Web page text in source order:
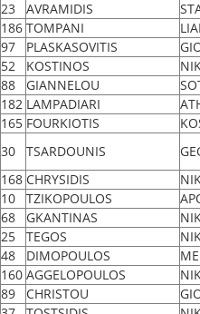
23 AVRAMIDIS
186 TOMPANI
97 PLASKASOVITIS
52 KOSTINOS
88 GIANNELOU
182 LAMPADIARI
165 FOURKIOTIS
30 TSARDOUNIS
168 CHRYSIDIS
10 TZIKOPOULOS
68 GKANTINAS
25 TEGOS
48 DIMOPOULOS
160 AGGELOPOULOS
89 CHRISTOU